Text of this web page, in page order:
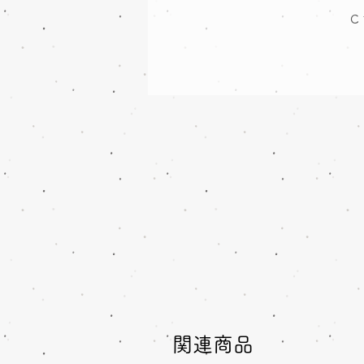
C
関連商品